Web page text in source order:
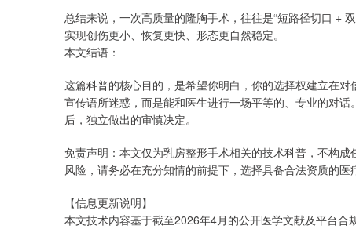
总结来说，一次高质量的隆胸手术，往往是“短路径切口 +
实现创伤更小、恢复更快、形态更自然稳定。
本文结语：
这篇科普的核心目的，是希望你明白，你的选择权建立在
宣传语所迷惑，而是能和医生进行一场平等的、专业的对
后，独立做出的审慎决定。
免责声明：本文仅为乳房整形手术相关的技术科普，不构
风险，请务必在充分知情的前提下，选择具备合法资质的医
【信息更新说明】
本文技术内容基于截至2026年4月的公开医学文献及平台合